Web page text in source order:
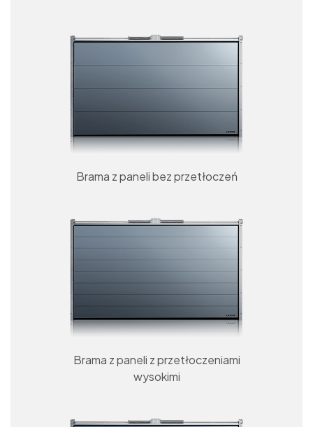
Brama z paneli bez przetłoczeń
Brama z paneli z przetłoczeniami
wysokimi